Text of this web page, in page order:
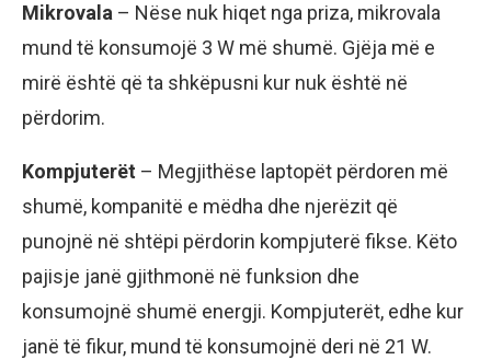
Mikrovala – Nëse nuk hiqet nga priza, mikrovala
mund të konsumojë 3 W më shumë. Gjëja më e
mirë është që ta shkëpusni kur nuk është në
përdorim.
Kompjuterët – Megjithëse laptopët përdoren më
shumë, kompanitë e mëdha dhe njerëzit që
punojnë në shtëpi përdorin kompjuterë fikse. Këto
pajisje janë gjithmonë në funksion dhe
konsumojnë shumë energji. Kompjuterët, edhe kur
janë të fikur, mund të konsumojnë deri në 21 W.